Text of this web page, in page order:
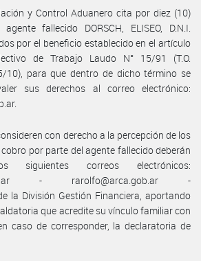
y Control Aduanero cita por diez (10)
fallecido DORSCH, ELISEO, D.N.I.
por el beneficio establecido en el artículo
de Trabajo Laudo N° 15/91 (T.O.
10), para que dentro de dicho término se
sus derechos al correo electrónico:
con derecho a la percepción de los
por parte del agente fallecido deberán
siguientes correos electrónicos:
- rarolfo@arca.gob.ar -
la División Gestión Financiera, aportando
que acredite su vínculo familiar con
caso de corresponder, la declaratoria de